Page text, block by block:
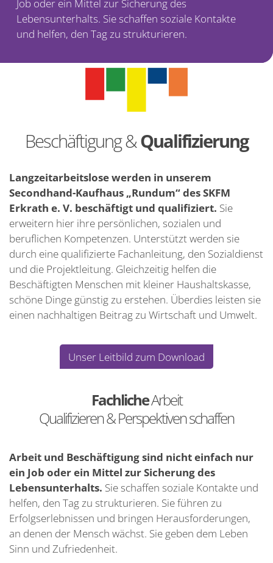
Job oder ein Mittel zur Sicherung des
Lebensunterhalts. Sie schaffen soziale Kontakte
und helfen, den Tag zu strukturieren.
Beschäftigung &Qualifizierung
Langzeitarbeitslose werden in unserem
Secondhand-Kaufhaus „Rundum“ des SKFM
Erkrath e. V. beschäftigt und qualifiziert. Sie
erweitern hier ihre persönlichen, sozialen und
beruflichen Kompetenzen. Unterstützt werden sie
durch eine qualifizierte Fachanleitung, den Sozialdienst
und die Projektleitung. Gleichzeitig helfen die
Beschäftigten Menschen mit kleiner Haushaltskasse,
schöne Dinge günstig zu erstehen. Überdies leisten sie
einen nachhaltigen Beitrag zu Wirtschaft und Umwelt.
Unser Leitbild zum Download
FachlicheArbeit
Qualifizieren & Perspektiven schaffen
Arbeit und Beschäftigung sind nicht einfach nur
ein Job oder ein Mittel zur Sicherung des
Lebensunterhalts. Sie schaffen soziale Kontakte und
helfen, den Tag zu strukturieren. Sie führen zu
Erfolgserlebnissen und bringen Herausforderungen,
an denen der Mensch wächst. Sie geben dem Leben
Sinn und Zufriedenheit.